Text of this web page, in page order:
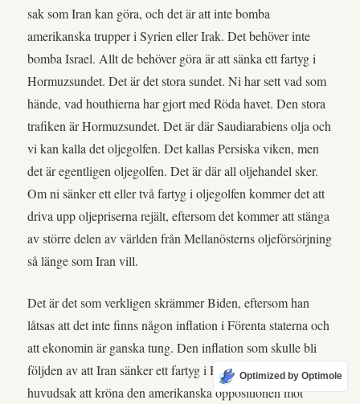
sak som Iran kan göra, och det är att inte bomba
amerikanska trupper i Syrien eller Irak. Det behöver inte
bomba Israel. Allt de behöver göra är att sänka ett fartyg i
Hormuzsundet. Det är det stora sundet. Ni har sett vad som
hände, vad houthierna har gjort med Röda havet. Den stora
trafiken är Hormuzsundet. Det är där Saudiarabiens olja och
vi kan kalla det oljegolfen. Det kallas Persiska viken, men
det är egentligen oljegolfen. Det är där all oljehandel sker.
Om ni sänker ett eller två fartyg i oljegolfen kommer det att
driva upp oljepriserna rejält, eftersom det kommer att stänga
av större delen av världen från Mellanösterns oljeförsörjning
så länge som Iran vill.
Det är det som verkligen skrämmer Biden, eftersom han
låtsas att det inte finns någon inflation i Förenta staterna och
att ekonomin är ganska tung. Den inflation som skulle bli
följden av att Iran sänker ett fartyg i Hormuz kommer i
huvudsak att kröna den amerikanska oppositionen mot
Optimized by Optimole